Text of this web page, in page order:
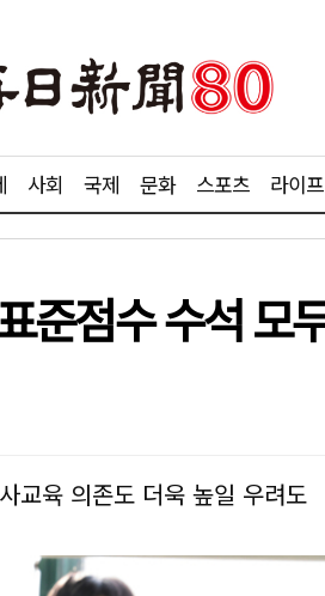
사회 국제 문화 스포츠 라이프
준점수 수석 모
육 의존도 더욱 높일 우려도